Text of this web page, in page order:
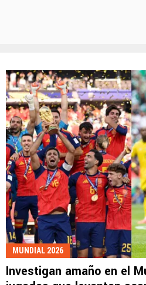
MUNDIAL 2026
Investigan amaño en el